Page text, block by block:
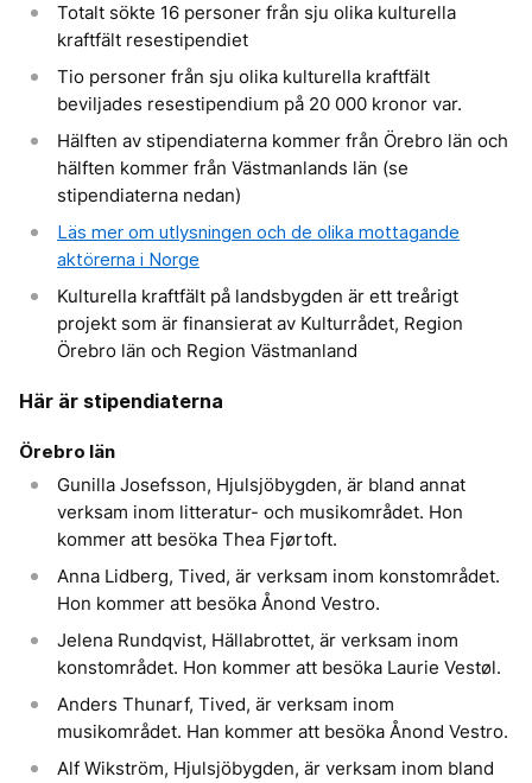
Totalt sökte 16 personer från sju olika kulturella
kraftfält resestipendiet
Tio personer från sju olika kulturella kraftfält
beviljades resestipendium på 20 000 kronor var.
Hälften av stipendiaterna kommer från Örebro län och
hälften kommer från Västmanlands län (se
stipendiaterna nedan)
Läs mer om utlysningen och de olika mottagande
aktörerna i Norge
Kulturella kraftfält på landsbygden är ett treårigt
projekt som är finansierat av Kulturrådet, Region
Örebro län och Region Västmanland
Här är stipendiaterna
Örebro län
Gunilla Josefsson, Hjulsjöbygden, är bland annat
verksam inom litteratur- och musikområdet. Hon
kommer att besöka Thea Fjørtoft.
Anna Lidberg, Tived, är verksam inom konstområdet.
Hon kommer att besöka Ånond Vestro.
Jelena Rundqvist, Hällabrottet, är verksam inom
konstområdet. Hon kommer att besöka Laurie Vestøl.
Anders Thunarf, Tived, är verksam inom
musikområdet. Han kommer att besöka Ånond Vestro.
Alf Wikström, Hjulsjöbygden, är verksam inom bland